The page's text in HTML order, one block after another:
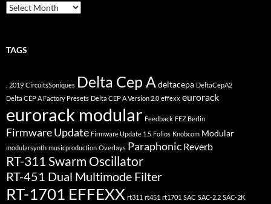
older
posts
TAGS
2019 CircuitsSoniques Delta Cep Adeltacepa DeltaCepA2
Delta CEP A Factory Presets Delta CEP A Version 2.0 effexx eurorack
eurorack modular Feedback FEZ Berlin
Firmware Update Firmware Update 1.5 Folios Knobcom Modular
modularsynth musicproduction Overlays Paraphonic Reverb
RT-311 Swarm Oscillator
RT-451 Dual Multimode Filter
RT-1701 EFFEXX rt311 rt451 rt1701 SAC SAC-2.2 SAC-2K